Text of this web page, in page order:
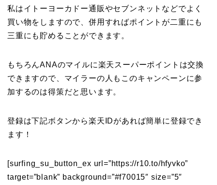
私はイトーヨーカドー通販やセブンネットなどでよく
買い物をしますので、併用すればポイントが二重にも
三重にも貯めることができます。
もちろんANAのマイルに楽天スーパーポイントは交換
できますので、マイラーの人もこのキャンペーンに参
加するのは得策だと思います。
登録は下記ボタンから楽天IDがあれば簡単に登録でき
ます！
[surfing_su_button_ex url=”https://r10.to/hfyvko”
target=”blank” background=”#f70015″ size=”5″